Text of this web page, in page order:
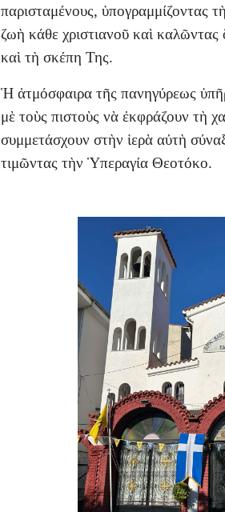
παρισταμένους, ὑπογραμμίζοντας
ζωὴ κάθε χριστιανοῦ καὶ καλῶντας
καὶ τὴ σκέπη Της.
Ἡ ἀτμόσφαιρα τῆς πανηγύρεως
μὲ τοὺς πιστοὺς νὰ ἐκφράζουν τὴ
συμμετάσχουν στὴν ἱερὰ αὐτὴ
τιμῶντας τὴν Ὑπεραγία Θεοτόκο.